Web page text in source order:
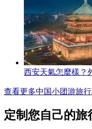
西安天氣怎麼樣？
查看更多中国小团游旅
定制您自己的旅